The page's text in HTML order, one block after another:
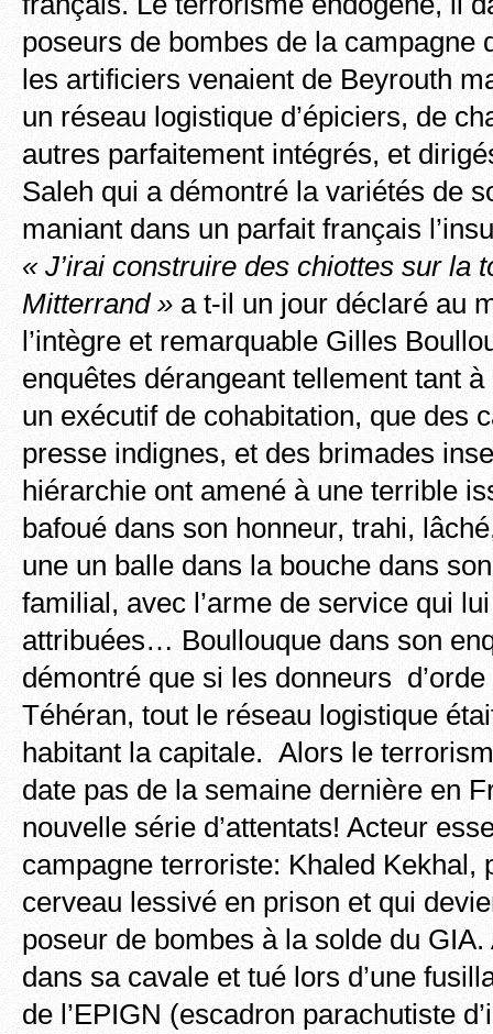
poseurs de bombes de la campagne
les artificiers venaient de Beyrouth
un réseau logistique d’épiciers, de
autres parfaitement intégrés, et
Saleh qui a démontré la variétés de
maniant dans un parfait français
« J’irai construire des chiottes sur la
Mitterrand » a t-il un jour déclaré au
l’intègre et remarquable Gilles
enquêtes dérangeant tellement tant à
un exécutif de cohabitation, que des
presse indignes, et des brimades
hiérarchie ont amené à une terrible
bafoué dans son honneur, trahi,
une un balle dans la bouche dans
familial, avec l’arme de service qui
attribuées… Boullouque dans son
démontré que si les donneurs
Téhéran, tout le réseau logistique
habitant la capitale. Alors le
date pas de la semaine dernière en
nouvelle série d’attentats! Acteur
campagne terroriste: Khaled Kekhal,
cerveau lessivé en prison et qui
poseur de bombes à la solde du GIA.
dans sa cavale et tué lors d’une
de l’EPIGN (escadron parachutiste